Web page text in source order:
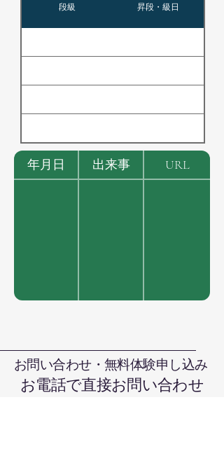
段級 昇段・級日
年月日 出来事 URL
お問い合わせ・無料体験申し込み
お電話で直接お問い合わせ